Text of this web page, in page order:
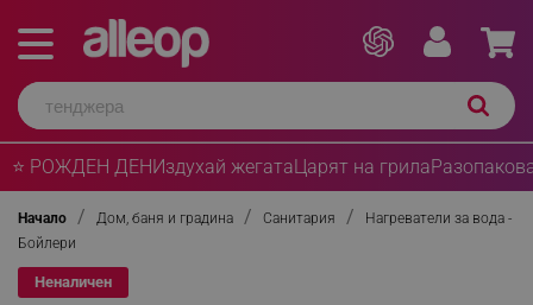
⭐ РОЖДЕН ДЕНИздухай жегатаЦарят на грила
Начало Дом, баня и градина Санитария
Нагреватели за вода -
Бойлери
Неналичен